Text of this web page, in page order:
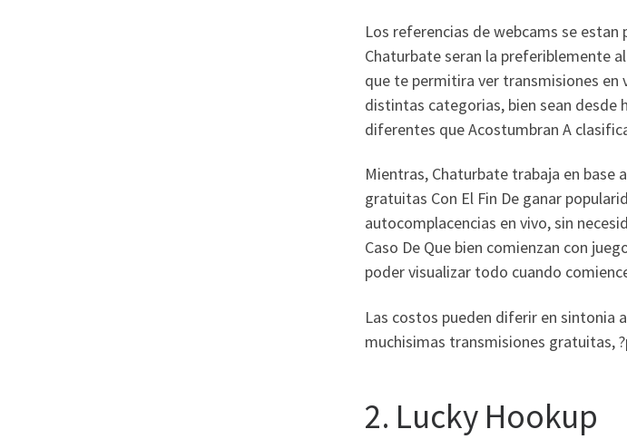
Los referencias de webcams se
Chaturbate seran la preferiblemente
que te permitira ver transmisiones
distintas categorias, bien sean desde
diferentes que Acostumbran A
Mientras, Chaturbate trabaja en base
gratuitas Con El Fin De ganar
autocomplacencias en vivo, sin
Caso De Que bien comienzan con
poder visualizar todo cuando
Las costos pueden diferir en sintonia
muchisimas transmisiones gratuitas,
2. Lucky Hookup